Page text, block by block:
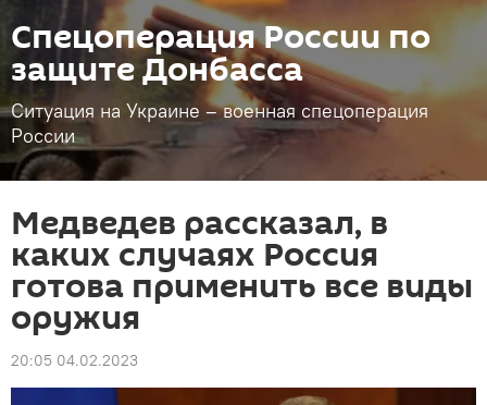
Спецоперация России по
защите Донбасса
Ситуация на Украине – военная спецоперация
России
Медведев рассказал, в
каких случаях Россия
готова применить все виды
оружия
20:05 04.02.2023